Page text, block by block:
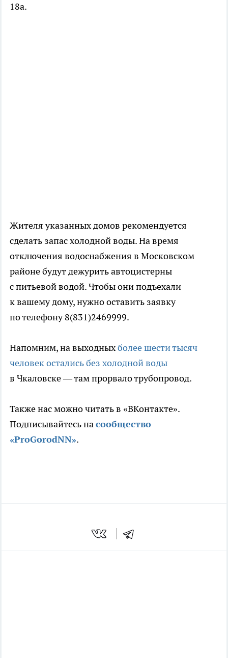
18а.
Жителя указанных домов рекомендуется
сделать запас холодной воды. На время
отключения водоснабжения в Московском
районе будут дежурить автоцистерны
с питьевой водой. Чтобы они подъехали
к вашему дому, нужно оставить заявку
по телефону 8(831)2469999.
Напомним, на выходныхболее шести тысяч
человек остались без холодной воды
в Чкаловске — там прорвало трубопровод.
Также нас можно читать в «ВКонтакте».
Подписывайтесь насообщество
«ProGorodNN».